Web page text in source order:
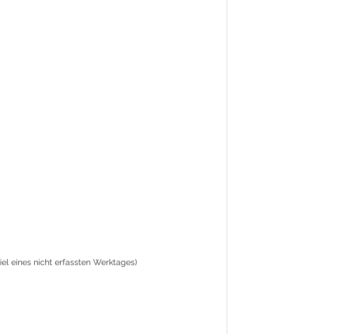
eines nicht erfassten Werktages)